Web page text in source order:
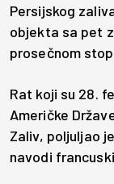
Persijskog
objekta sa pet
prosečnom
Rat koji su 28.
Američke
Zaliv, poljuljao
navodi